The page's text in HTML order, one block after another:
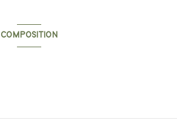
COMPOSITION